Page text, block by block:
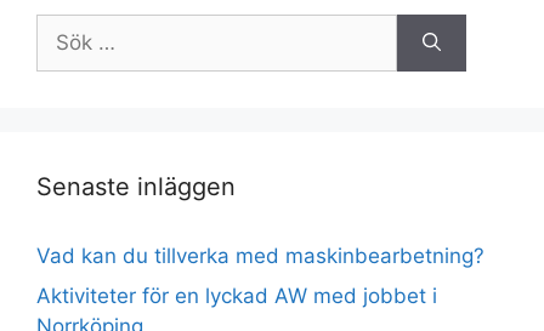
efter:
Senaste inläggen
Vad kan du tillverka med maskinbearbetning?
Aktiviteter för en lyckad AW med jobbet i